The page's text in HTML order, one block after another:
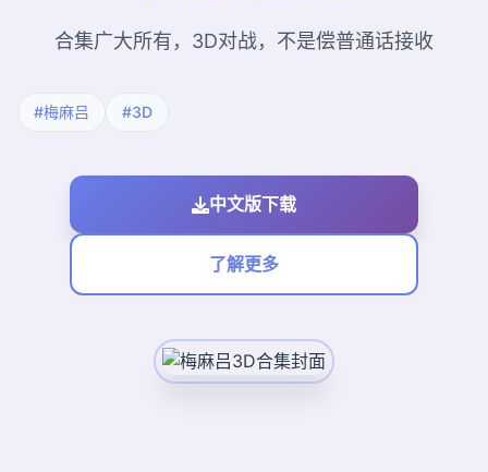
合集广大所有，3D对战，不是偿普通话接收
#梅麻吕 #3D
中文版下载
了解更多